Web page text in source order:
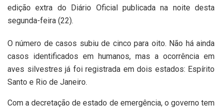
edição extra do Diário Oficial publicada na noite desta
segunda-feira (22).
O número de casos subiu de cinco para oito. Não há ainda
casos identificados em humanos, mas a ocorrência em
aves silvestres já foi registrada em dois estados: Espírito
Santo e Rio de Janeiro.
Com a decretação de estado de emergência, o governo tem